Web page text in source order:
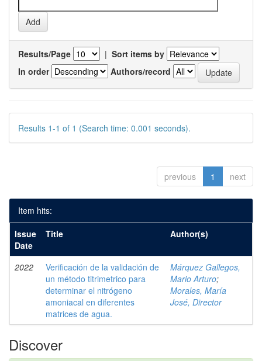
Results/Page | Sort items by
In order
Authors/record
Results 1-1 of 1 (Search time: 0.001 seconds).
previous 1 next
Item hits:
Issue
Date
Title Author(s)
2022
Verificación de la validación de
un método titrimetrico para
determinar el nitrógeno
amoniacal en diferentes
matrices de agua.
Márquez Gallegos,
Mario Arturo;
Morales, María
José, Director
Discover